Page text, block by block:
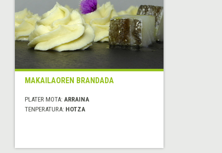
MAKAILAOREN BRANDADA
PLATER MOTA: ARRAINA
TENPERATURA: HOTZA